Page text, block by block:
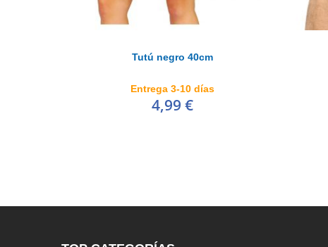
Tutú negro 40cm
Entrega 3-10 días
4,99 €